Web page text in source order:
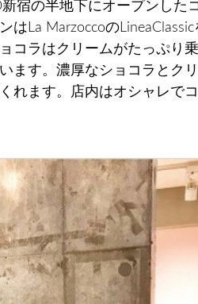
宿の半地下にオープンした
はLa MarzoccoのLineaClassic
コラはクリームがたっぷり
ます。濃厚なショコラとク
れます。店内はオシャレで